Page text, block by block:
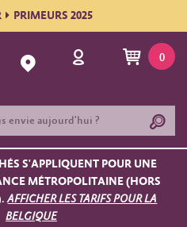
PRIMEURS 2025
0
S'APPLIQUENT POUR UNE
MÉTROPOLITAINE (HORS
AFFICHER LES TARIFS POUR LA
BELGIQUE